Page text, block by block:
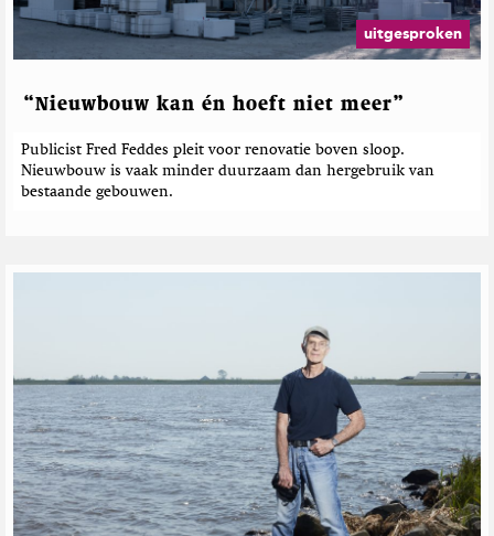
b
uitgesproken
“Nieuwbouw kan én hoeft niet meer”
Publicist Fred Feddes pleit voor renovatie boven sloop.
Nieuwbouw is vaak minder duurzaam dan hergebruik van
bestaande gebouwen.